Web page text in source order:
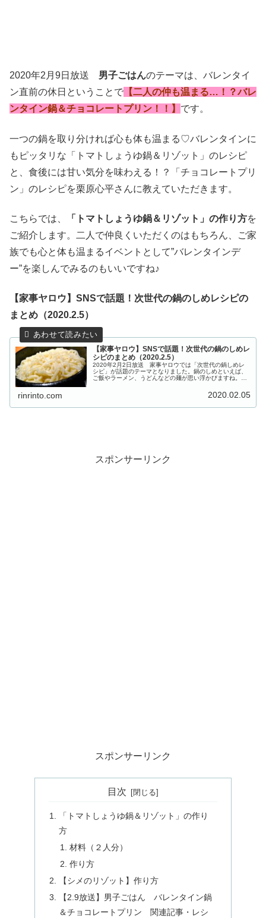
2020年2月9日放送 男子ごはんのテーマは、バレンタイ
ン直前の休日ということで 【二人の仲も温まる…！？バレ
ンタイン鍋＆チョコレートプリン！！】 です。
一つの鍋を取り分ければ心も体も温まる♡バレンタインに
もピッタリな「トマトしょうゆ鍋＆リゾット」のレシピ
と、食後には甘い気分を味わえる！？「チョコレートプリ
ン」のレシピを栗原心平さんに教えていただきます。
こちらでは、 「トマトしょうゆ鍋＆リゾット」の作り方を
ご紹介します。二人で仲良くいただくのはもちろん、ご家
族でも心と体も温まるイベントとして”バレンタインデ
ー”を楽しんでみるのもいいですね♪
【家事ヤロウ】SNSで話題！次世代の鍋のしめレシピの
まとめ（2020.2.5）
【家事ヤロウ】SNSで話題！次世代の鍋のしめレ
シピのまとめ（2020.2.5）
2020年2月2日放送 家事ヤロウでは「次世代の鍋しめレ
シピ」が話題のテーマとなりました。鍋のしめといえば、
ご飯やラーメン、うどんなどの麺が思い浮かびますね。今
rinrinto.com 2020.02.05
スポンサーリンク
スポンサーリンク
目次
「トマトしょうゆ鍋＆リゾット」の作り
方
材料（２人分）
作り方
【シメのリゾット】作り方
【2.9放送】男子ごはん バレンタイン鍋
＆チョコレートプリン 関連記事・レシ